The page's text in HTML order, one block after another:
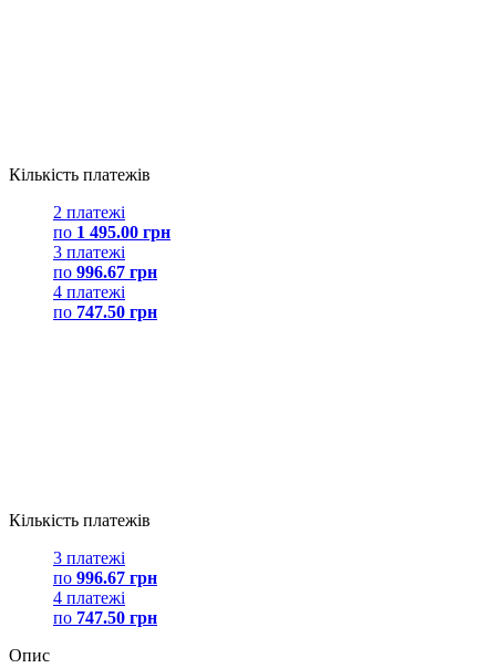
Кількість платежів
2 платежі
по 1 495.00 грн
3 платежі
по 996.67 грн
4 платежі
по 747.50 грн
Кількість платежів
3 платежі
по 996.67 грн
4 платежі
по 747.50 грн
Опис